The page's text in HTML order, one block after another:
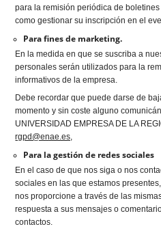
para la remisión periódica de
como gestionar su inscripción en el
Para fines de marketing.
En la medida en que se suscriba a
personales serán utilizados para la
informativos de la empresa.
Debe recordar que puede darse de
momento y sin coste alguno
UNIVERSIDAD EMPRESA DE LA
rgpd@enae.es,
Para la gestión de redes sociales
En el caso de que nos siga o nos
sociales en las que estamos
nos proporcione a través de las
respuesta a sus mensajes o
contactos.